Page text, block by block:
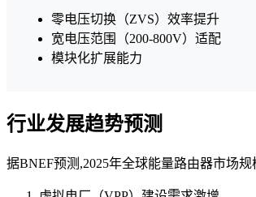
零电压切换（ZVS）效率提升
宽电压范围（200-800V）适配
模块化扩展能力
行业发展趋势预测
据BNEF预测,2025年全球能量路由器市场